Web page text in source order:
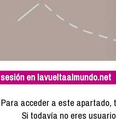
en lavueltaalmundo.net
Para acceder a este apartado,
Si todavía no eres